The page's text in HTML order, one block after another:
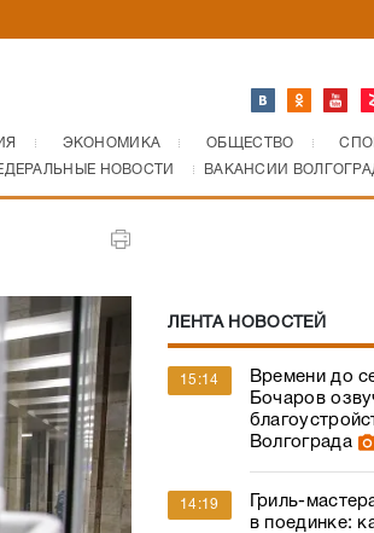
ЭКОНОМИКА ОБЩЕСТВО
НОВОСТИ ВАКАНСИИ
ЛЕНТА НОВОСТЕЙ
15:14
Времени до
Бочаров
Волгограда
14:19
Гриль-
в поединке: